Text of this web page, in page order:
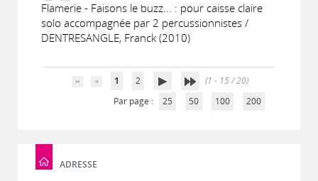
Flamerie - Faisons le buzz... : pour caisse claire
solo accompagnée par 2 percussionnistes /
DENTRESANGLE, Franck (2010)
1 2
(1 - 15 / 20)
Par page :
25 50 100 200
ADRESSE